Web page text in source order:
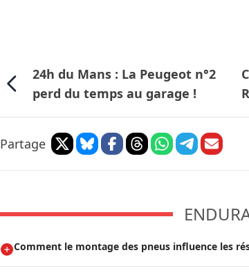
24h du Mans : La Peugeot n°2
perd du temps au garage !
Partage
Comment le montage des pneus influence les